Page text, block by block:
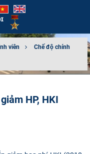
viên
Chế độ chính
HP, HKI